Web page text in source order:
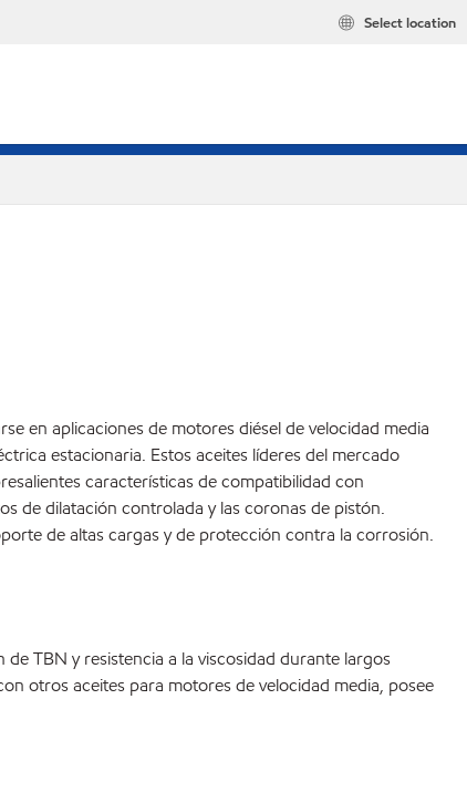
Select location
en aplicaciones de motores diésel de velocidad media
estacionaria. Estos aceites líderes del mercado
características de compatibilidad con
de dilatación controlada y las coronas de pistón.
de altas cargas y de protección contra la corrosión.
TBN y resistencia a la viscosidad durante largos
otros aceites para motores de velocidad media, posee